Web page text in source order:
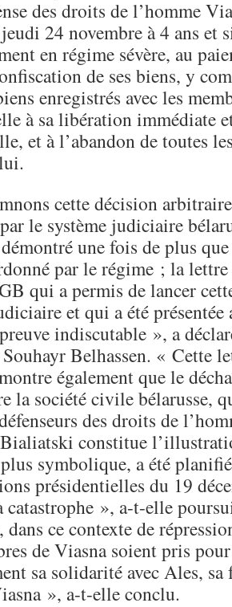
des droits de l’homme
24 novembre à 4 ans et
en régime sévère, au
de ses biens, y
enregistrés avec les
à sa libération immédiate
et à l’abandon de toutes
cette décision
le système judiciaire
une fois de plus que
par le régime ; la
qui a permis de lancer
et qui a été présentée
indiscutable », a
Souhayr Belhassen. « Cette
également que le
la société civile bélarusse,
des droits de
Bialiatski constitue
symbolique, a été
présidentielles du 19
catastrophe », a-t-elle
dans ce contexte de
de Viasna soient pris
sa solidarité avec Ales,
», a-t-elle conclu.